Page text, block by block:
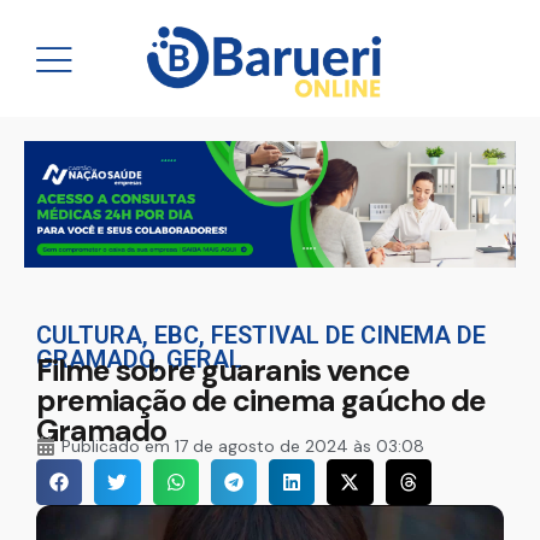
CULTURA, EBC, FESTIVAL DE CINEMA DE
GRAMADO,GERAL
Filme sobre guaranis vence
premiação de cinema gaúcho de
Gramado
Publicado em 17 de agosto de 2024 às 03:08